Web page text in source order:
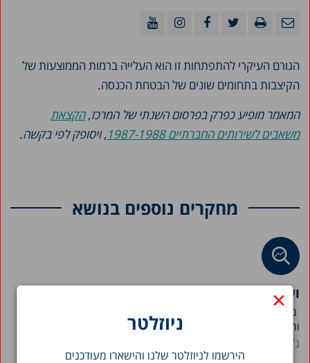
×
ניוזלטר
הירשמו לניוזלטר שלנו והישארו מעודכנים
הגורם העיקרי להתפתחות זו הוא העלייה ברמות הממוצעות של
הקיצבות בתחומים שונים של הבטחת הכנסה.
המאמר מופיע כפרק בפרסום השנתי של המרכז,הקצאת
משאבים לשירותים החברתיים 1987-1988
, ויסופק לפי בקשה.
מחקרים נוספים בנושא
ועדות ערר על שירותים חברתיים במשרד הרווחה
מערך ועדות הערר על שירותים חברתיים במשרד הרווחה
והביטחון...
ג’וני גל